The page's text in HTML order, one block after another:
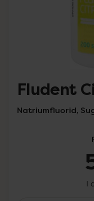
Fludent
Natriumfluorid,
I